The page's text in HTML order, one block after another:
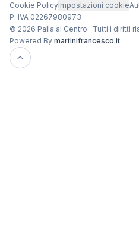
Cookie PolicyImpostazioni cookie
P. IVA 02267980973
© 2026 Palla al Centro · Tutti i diritti
Powered By martinifrancesco.it